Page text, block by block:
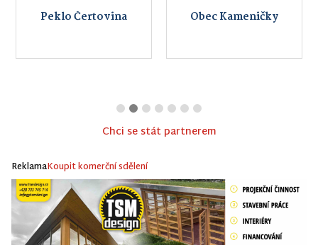
Peklo Čertovina Obec Kameničky
Chci se stát partnerem
ReklamaKoupit komerční sdělení